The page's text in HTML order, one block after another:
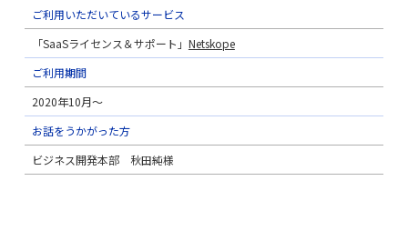
AWS導入コンサル・構築
AWS運用・保守代行
導入事例
会社情報
ご利用いただいているサービス
「SaaSライセンス＆サポート」 Netskope
ご利用期間
2020年10月〜
お話をうかがった方
ビジネス開発本部 秋田純様